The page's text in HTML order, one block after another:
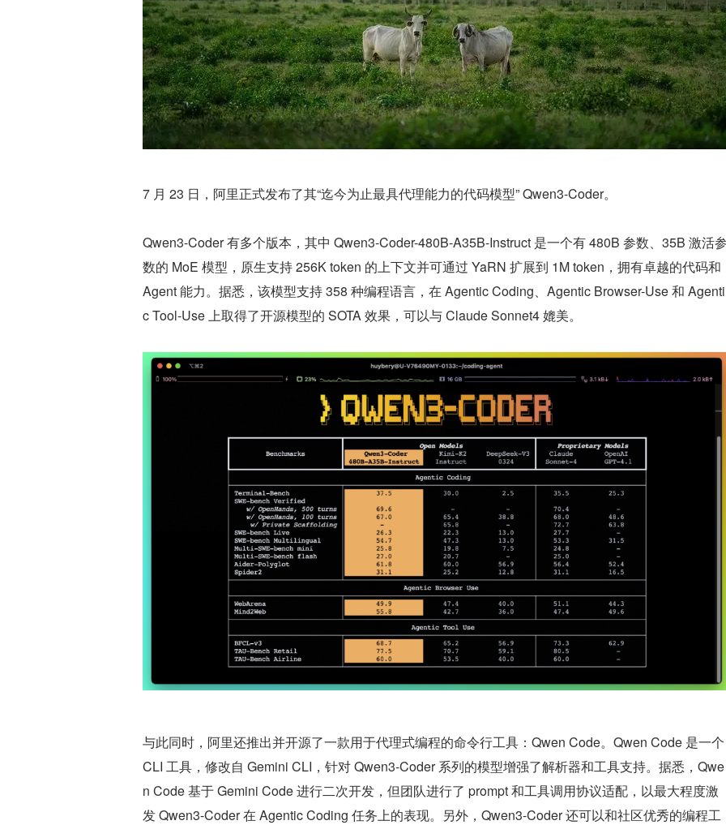
7 月 23 日，阿里正式发布了其“迄今为止最具代理能力的代码模型” Qwen3-Coder。
Qwen3-Coder 有多个版本，其中 Qwen3-Coder-480B-A35B-Instruct 是一个有 480B 参数、35B 激活
数的 MoE 模型，原生支持 256K token 的上下文并可通过 YaRN 扩展到 1M token，拥有卓越的代码和
Agent 能力。据悉，该模型支持 358 种编程语言，在 Agentic Coding、Agentic Browser-Use 和 Agenti
c Tool-Use 上取得了开源模型的 SOTA 效果，可以与 Claude Sonnet4 媲美。
与此同时，阿里还推出并开源了一款用于代理式编程的命令行工具：Qwen Code。Qwen Code 是一个
CLI 工具，修改自 Gemini CLI，针对 Qwen3‑Coder 系列的模型增强了解析器和工具支持。据悉，Qwe
n Code 基于 Gemini Code 进行二次开发，但团队进行了 prompt 和工具调用协议适配，以最大程度激
发 Qwen3-Coder 在 Agentic Coding 任务上的表现。另外，Qwen3-Coder 还可以和社区优秀的编程工